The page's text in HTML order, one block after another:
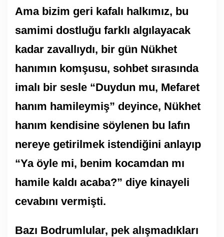
Ama bizim geri kafalı halkımız, bu
samimi dostluğu farklı algılayacak
kadar zavallıydı, bir gün Nükhet
hanımın komşusu, sohbet sırasında
imalı bir sesle “Duydun mu, Mefaret
hanım hamileymiş” deyince, Nükhet
hanım kendisine söylenen bu lafın
nereye getirilmek istendiğini anlayıp
“Ya öyle mi, benim kocamdan mı
hamile kaldı acaba?” diye kinayeli
cevabını vermişti.
Bazı Bodrumlular, pek alışmadıkları